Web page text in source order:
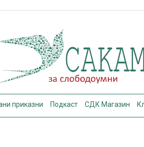
приказни Подкаст СДК Магазин